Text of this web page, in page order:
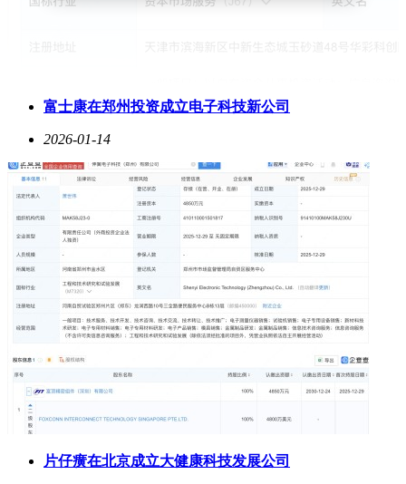
富士康在郑州投资成立电子科技新公司
2026-01-14
片仔癀在北京成立大健康科技发展公司